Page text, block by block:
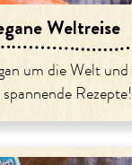
Weltreise
um die Welt
spannende Rezepte!